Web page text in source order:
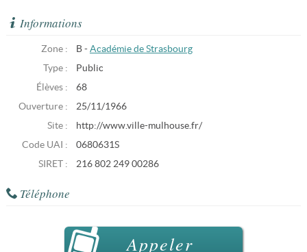
Informations
Zone : B - Académie de Strasbourg
Type :
Public
Élèves :
68
Ouverture :
25/11/1966
Site :
http://www.ville-mulhouse.fr/
Code UAI :
0680631S
SIRET :
216 802 249 00286
Téléphone
Appeler